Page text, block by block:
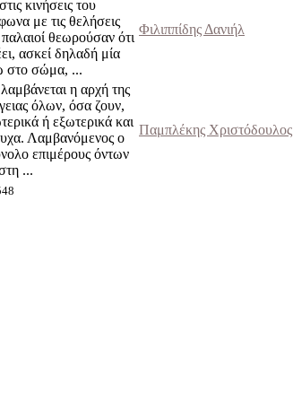
κινήσεις του
με τις θελήσεις
θεωρούσαν ότι
ασκεί δηλαδή μία
στο σώμα, ...
Φιλιππίδης Δανιήλ
η αρχή της
όλων, όσα ζουν,
ή εξωτερικά και
Λαμβανόμενος ο
επιμέρους όντων
...
Παμπλέκης Χριστόδουλος